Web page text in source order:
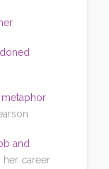
metaphor
and
her career